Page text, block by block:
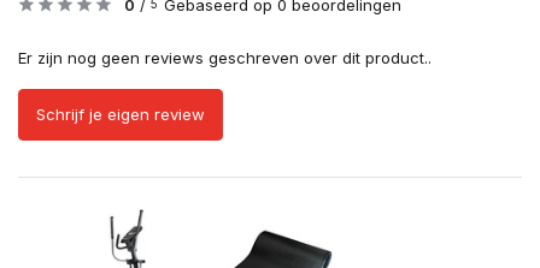
0 / 5 Gebaseerd op 0 beoordelingen
Er zijn nog geen reviews geschreven over dit product..
Schrijf je eigen review